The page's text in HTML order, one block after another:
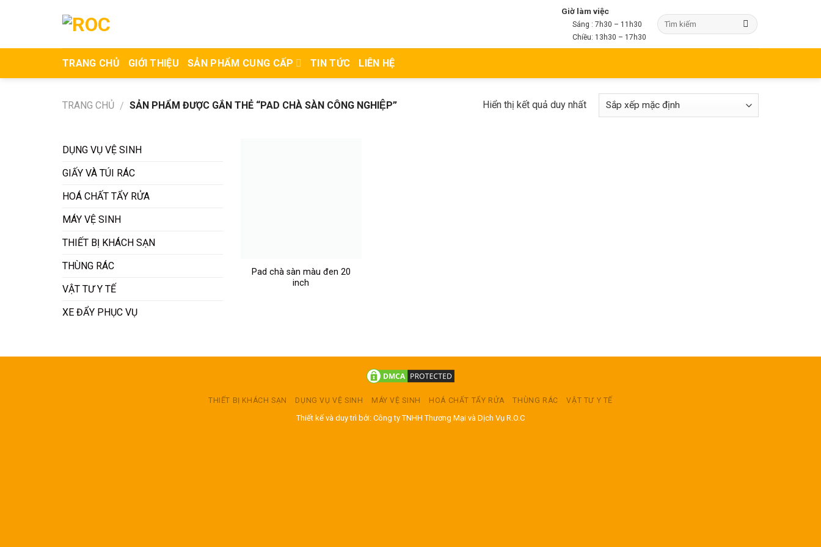
Giờ làm việc
Sáng : 7h30 – 11h30
Chiều: 13h30 – 17h30
TRANG CHỦ GIỚI THIỆU SẢN PHẨM CUNG CẤP TIN TỨC LIÊN HỆ
TRANG CHỦ / SẢN PHẨM ĐƯỢC GẮN THẺ “PAD CHÀ SÀN CÔNG NGHIỆP” Hiển thị kết quả duy nhất
DỤNG VỤ VỆ SINH
GIẤY VÀ TÚI RÁC
HOÁ CHẤT TẨY RỬA
MÁY VỆ SINH
THIẾT BỊ KHÁCH SẠN
THÙNG RÁC
VẬT TƯ Y TẾ
XE ĐẨY PHỤC VỤ
Pad chà sàn màu đen 20
inch
THIẾT BỊ KHÁCH SẠN DỤNG VỤ VỆ SINH MÁY VỆ SINH HOÁ CHẤT TẨY RỬA THÙNG RÁC VẬT TƯ Y TẾ
Thiết kế và duy trì bởi: Công ty TNHH Thương Mại và Dịch Vụ R.O.C